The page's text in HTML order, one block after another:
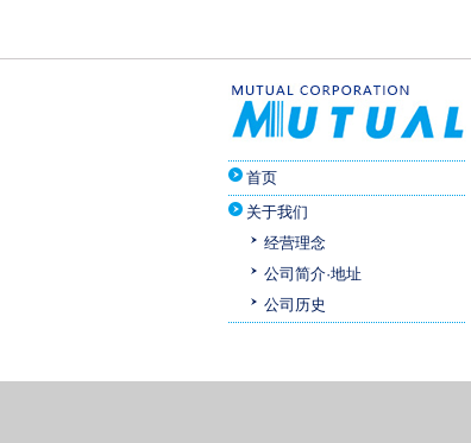
首页
关于我们
经营理念
公司简介·地址
公司历史